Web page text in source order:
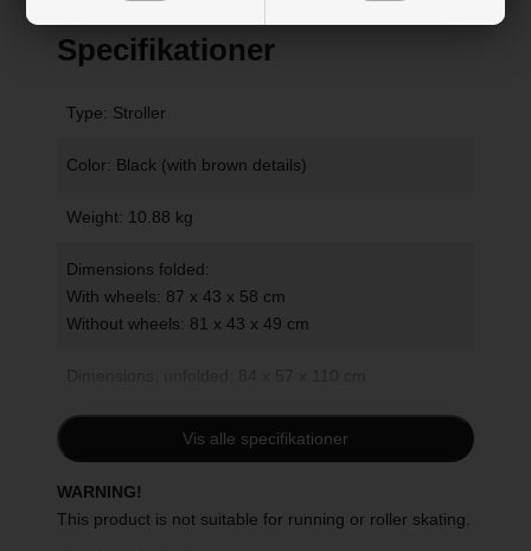
Specifikationer
Type: Stroller
Color: Black (with brown details)
Weight: 10.88 kg
Dimensions folded:
With wheels: 87 x 43 x 58 cm
Without wheels: 81 x 43 x 49 cm
Recommended age: 6 months to 3 years
Vis alle specifikationer
WARNING!
This product is not suitable for running or roller skating.